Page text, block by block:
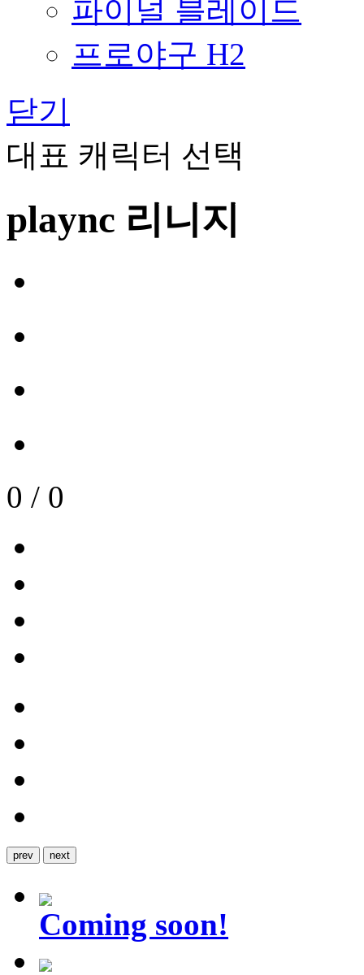
파이널 블레이드
프로야구 H2
닫기
대표 캐릭터 선택
plaync 리니지
0 / 0
prev next
Coming soon!